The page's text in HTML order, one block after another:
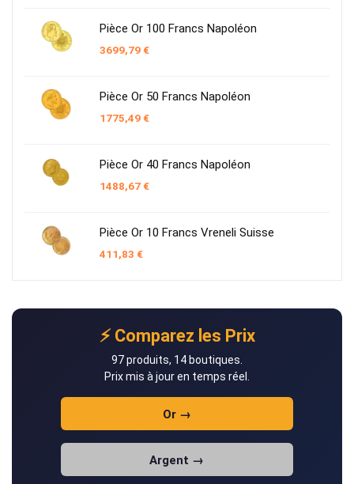
Pièce Or 100 Francs Napoléon
3699,79€
Pièce Or 50 Francs Napoléon
1775,49€
Pièce Or 40 Francs Napoléon
1488,67€
Pièce Or 10 Francs Vreneli Suisse
411,83 €
⚡ Comparez les Prix
97 produits, 14 boutiques.
Prix mis à jour en temps réel.
Or →
Argent →